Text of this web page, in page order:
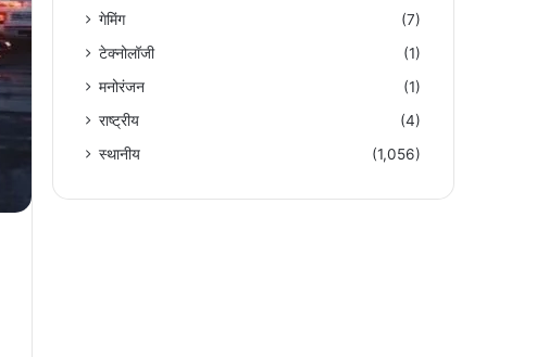
गेमिंग
(7)
टेक्नोलॉजी
(1)
मनोरंजन
(1)
राष्ट्रीय
(4)
स्थानीय
(1,056)